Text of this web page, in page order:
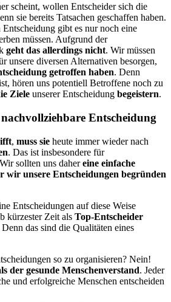
scheint, wollen Entscheider sich die
sie bereits Tatsachen geschaffen haben.
gibt es nur noch eine
müssen. Aufgrund der
geht das allerdings nicht. Wir müssen
unsere diversen Al­ter­na­tiven besorgen,
getroffen haben. Denn
hören uns potentiell Betroffene noch zu
Ziele unserer Entscheidung begeistern.
Entscheidung
, muss sie heute immer wieder nach
. Das ist insbesondere für
sollten uns dahereine einfache
wir unsere Entscheidungen begründen
Entscheidungen auf diese Weise
kürzester Zeit als Top-Entscheider
das sind die Qualitäten eines
so zu organisieren? Nein!
der gesunde Menschenverstand. Jeder
und erfolgreiche Menschen entscheiden